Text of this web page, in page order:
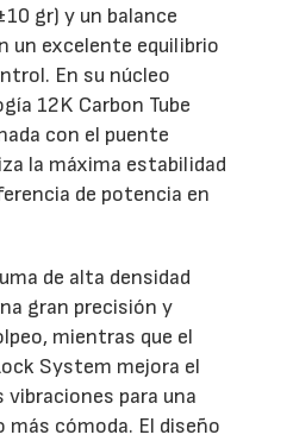
gr) y un balance
un excelente equilibrio
En su núcleo
12K Carbon Tube
con el puente
la máxima estabilidad
de potencia en
de alta densidad
gran precisión y
mientras que el
System mejora el
para una
más cómoda. El diseño